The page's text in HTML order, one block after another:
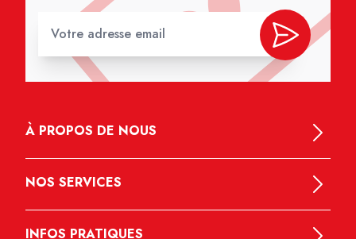
À PROPOS DE NOUS
NOS SERVICES
INFOS PRATIQUES